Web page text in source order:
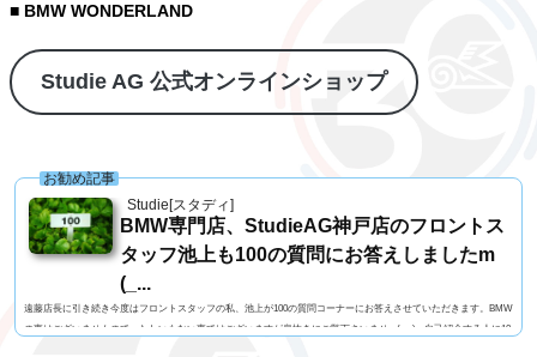
■ BMW WONDERLAND
Studie AG 公式オンラインショップ
Studie[スタディ]
お勧め記事
BMW専門店、StudieAG神戸店のフロントス
タッフ池上も100の質問にお答えしましたm
(_...
遠藤店長に引き続き今度はフロントスタッフの私、池上が100の質問コーナーにお答えさせていただきます。BMW
の事はございませんので、たわいもない事ではございますが息抜きにご覧下さいませm(_ _)m自己紹介する人に10